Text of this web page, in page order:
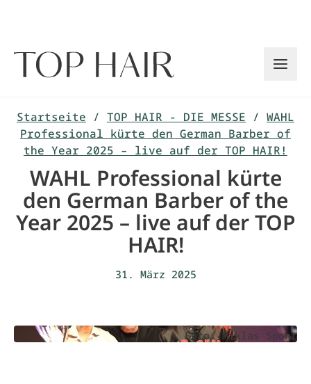
Startseite / TOP HAIR - DIE MESSE / WAHL
Professional kürte den German Barber of
the Year 2025 – live auf der TOP HAIR!
WAHL Professional kürte
den German Barber of the
Year 2025 – live auf der TOP
HAIR!
31. März 2025
Foto: Miklas Spohr